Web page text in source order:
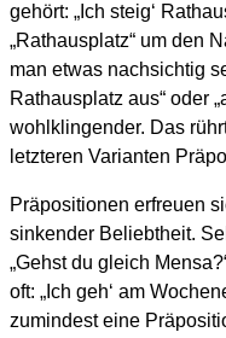
gehört: „Ich steig‘
„Rathausplatz“ um den
man etwas nachsichtig
Rathausplatz aus“ oder
wohlklingender. Das
letzteren Varianten
Präpositionen erfreuen
sinkender Beliebtheit.
„Gehst du gleich
oft: „Ich geh‘ am
zumindest eine